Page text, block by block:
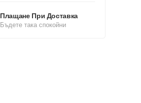
Плащане При Доставка
Бъдете така спокойни